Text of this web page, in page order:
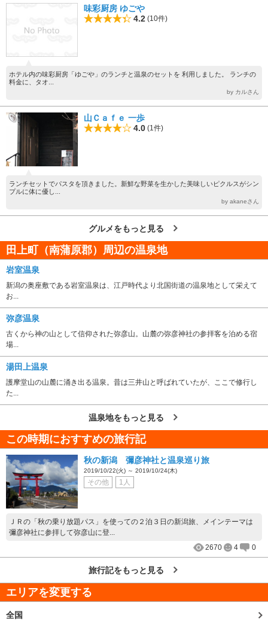
味彩厨房 ゆごや
4.2 (10件)
ホテル内の味彩厨房「ゆごや」のランチと温泉のセットを 利用しました。 ランチの
料金に、タオ...
by カルさん
山Ｃａｆｅ 一歩
4.0 (1件)
ランチセットでパスタを頂きました。新鮮な野菜を生かした美味しいピクルスがシン
プルに体に優し...
by akaneさん
グルメをもっと見る
田上町（南蒲原郡）周辺の温泉地
岩室温泉
新潟の奥座敷である岩室温泉は、江戸時代より北国街道の温泉地として栄えて
お...
弥彦温泉
古くから神の山として信仰された弥彦山。山麓の弥彦神社の参拝客を泊める宿
場...
湯田上温泉
護摩堂山の山麓に涌き出る温泉。昔は三井山と呼ばれていたが、ここで修行し
た...
温泉地をもっと見る
この時期におすすめの旅行記
秋の新潟 彌彦神社と温泉巡り旅
2019/10/22(火) ～ 2019/10/24(木)
その他 1人
ＪＲの「秋の乗り放題パス」を使っての２泊３日の新潟旅、メインテーマは
彌彦神社に参拝して弥彦山に登...
2670
4 0
旅行記をもっと見る
エリアを変更する
全国